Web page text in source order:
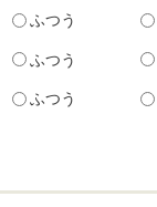
ふつう
ふつう
ふつう